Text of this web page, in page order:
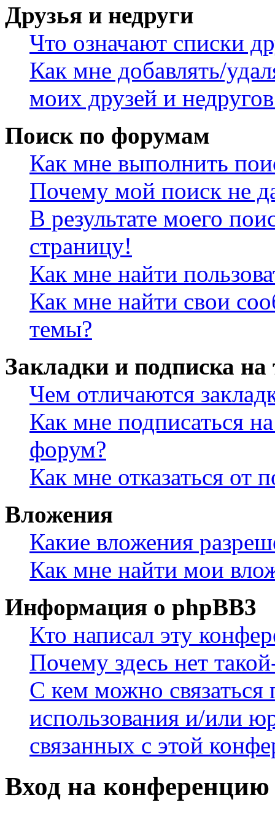
Друзья и недруги
Что означают списки
Как мне добавлять/
моих друзей и
Поиск по форумам
Как мне выполнить
Почему мой поиск не
В результате моего
страницу!
Как мне найти
Как мне найти свои
темы?
Закладки и подписка
Чем отличаются
Как мне подписаться
форум?
Как мне отказаться от
Вложения
Какие вложения
Как мне найти мои
Информация о phpBB3
Кто написал эту
Почему здесь нет
С кем можно связаться
использования и/или
связанных с этой
Вход на конференцию